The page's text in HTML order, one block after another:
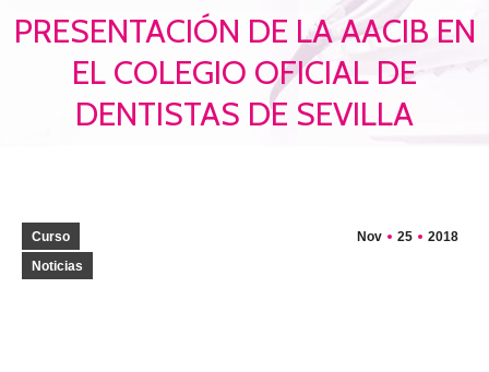
PRESENTACIÓN DE LA AACIB EN
EL COLEGIO OFICIAL DE
DENTISTAS DE SEVILLA
Estás aquí:
Nov 25 2018
Curso
Noticias